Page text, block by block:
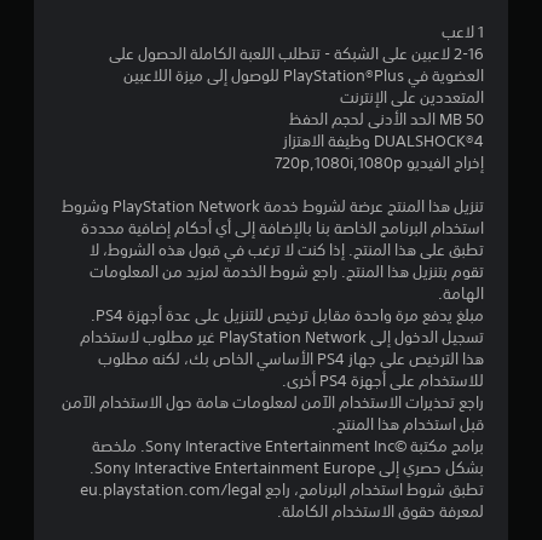
م
م
ن
إ
ج
م
ا
1 لاعب
2-16 لاعبين على الشبكة - تتطلب اللعبة الكاملة الحصول على
العضوية في PlayStation®Plus للوصول إلى ميزة اللاعبين
المتعددين على الإنترنت
50 MB الحد الأدنى لحجم الحفظ
DUALSHOCK‎®4 وظيفة الاهتزاز
إخراج الفيديو 720p,1080i,1080p
تنزيل هذا المنتج عرضة لشروط خدمة PlayStation Network وشروط
استخدام البرنامج الخاصة بنا بالإضافة إلى أي أحكام إضافية محددة
تطبق على هذا المنتج. إذا كنت لا ترغب في قبول هذه الشروط، لا
تقوم بتنزيل هذا المنتج. راجع شروط الخدمة لمزيد من المعلومات
الهامة.
مبلغ يدفع مرة واحدة مقابل ترخيص للتنزيل على عدة أجهزة PS4.
تسجيل الدخول إلى PlayStation Network غير مطلوب لاستخدام
هذا الترخيص على جهاز PS4 الأساسي الخاص بك، لكنه مطلوب
للاستخدام على أجهزة PS4 أخرى.
راجع تحذيرات الاستخدام الآمن لمعلومات هامة حول الاستخدام الآمن
قبل استخدام هذا المنتج.
برامج مكتبة ©Sony Interactive Entertainment Inc. ملخصة
بشكل حصري إلى Sony Interactive Entertainment Europe.
تطبق شروط استخدام البرنامج، راجع eu.playstation.com/legal
لمعرفة حقوق الاستخدام الكاملة.